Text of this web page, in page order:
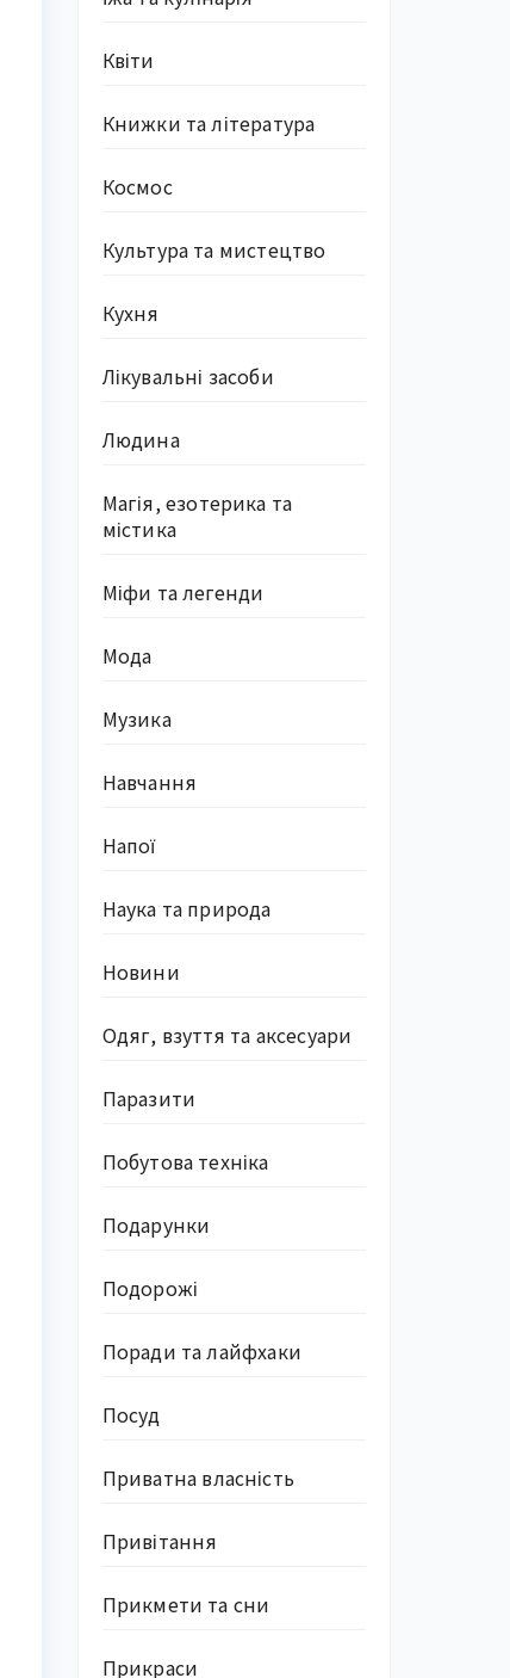
Квіти
Книжки та література
Космос
Культура та мистецтво
Кухня
Лікувальні засоби
Людина
Магія, езотерика та
містика
Міфи та легенди
Мода
Музика
Навчання
Напої
Наука та природа
Новини
Одяг, взуття та аксесуари
Паразити
Побутова техніка
Подарунки
Подорожі
Поради та лайфхаки
Посуд
Приватна власність
Привітання
Прикмети та сни
Прикраси